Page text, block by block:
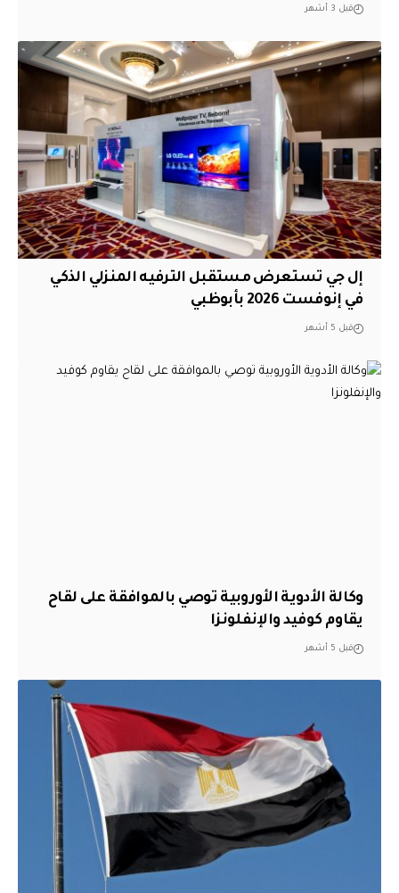
قبل 3 أشهر
إل جي تستعرض مستقبل الترفيه المنزلي الذكي
في إنوفست 2026 بأبوظبي
قبل 5 أشهر
وكالة الأدوية الأوروبية توصي بالموافقة على لقاح
يقاوم كوفيد والإنفلونزا
قبل 5 أشهر